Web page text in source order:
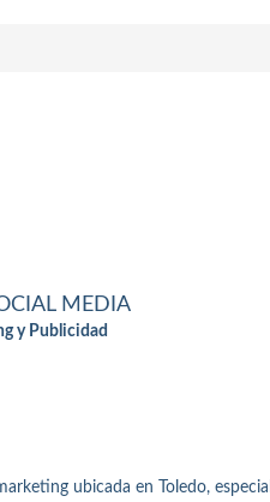
MEDIA
y Publicidad
ubicada en Toledo,